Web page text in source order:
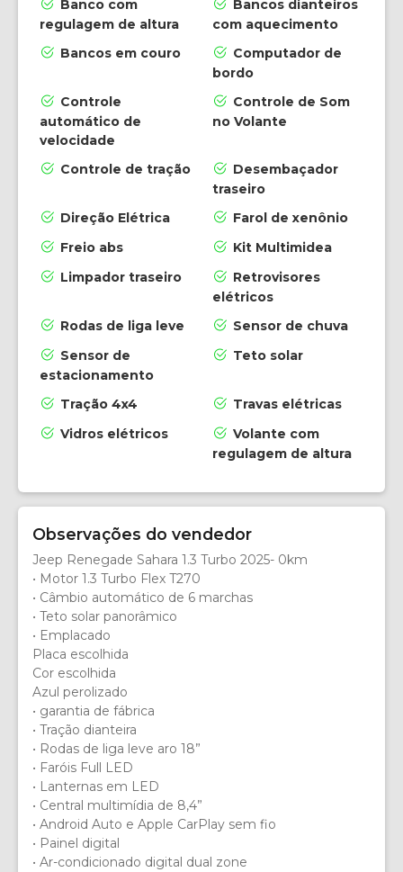
Banco com
regulagem de altura
Bancos dianteiros
com aquecimento
Bancos em couro
Computador de
bordo
Controle
automático de
velocidade
Controle de Som
no Volante
Controle de tração
Desembaçador
traseiro
Direção Elétrica
Farol de xenônio
Freio abs
Kit Multimidea
Limpador traseiro
Retrovisores
elétricos
Rodas de liga leve
Sensor de chuva
Sensor de
estacionamento
Teto solar
Tração 4x4
Travas elétricas
Vidros elétricos
Volante com
regulagem de altura
Observações do vendedor
Jeep Renegade Sahara 1.3 Turbo 2025- 0km
• Motor 1.3 Turbo Flex T270
• Câmbio automático de 6 marchas
• ⁠Teto solar panorâmico
• ⁠Emplacado
Placa escolhida
Cor escolhida
Azul perolizado
• ⁠garantia de fábrica
• Tração dianteira
• Rodas de liga leve aro 18”
• Faróis Full LED
• Lanternas em LED
• Central multimídia de 8,4”
• Android Auto e Apple CarPlay sem fio
• Painel digital
• Ar-condicionado digital dual zone